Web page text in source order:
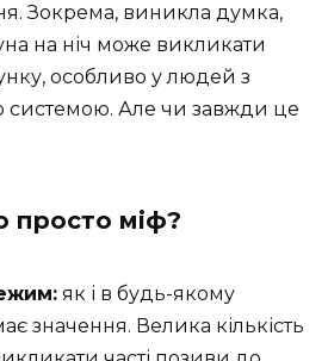
Зокрема, виникла думка,
на ніч може викликати
особливо у людей з
системою. Але чи завжди це
просто міф?
як і в будь-якому
значення. Велика кількість